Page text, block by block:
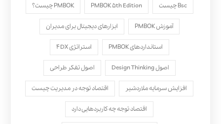
Bsc چیست PMBOK ۵th Edition PMBOK چیست؟
آموزش PMBOK ابزارهای دیجیتال برای مدیران
استانداردهای PMBOK استراتژی ۴DX
اصول Design Thinking اصول تفکر طراحی
افزایش سرمایه ملاردشیر اقتصاد توجه در مدیریت چیست
اقتصاد توجه چه کاربردهایی دارد